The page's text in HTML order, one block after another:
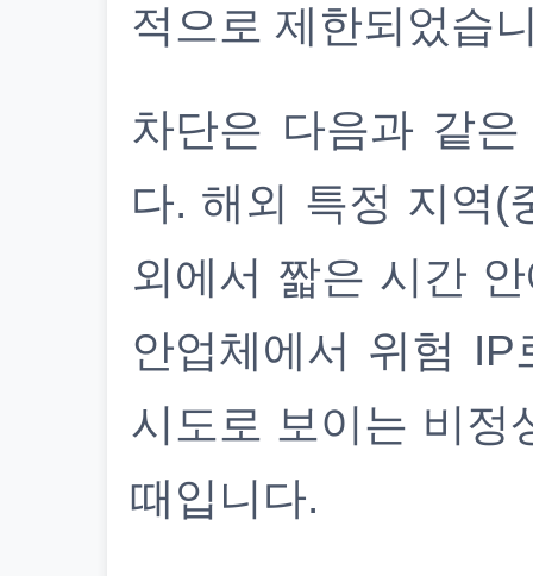
적으로 제한되었습
차단은 다음과 같
다. 해외 특정 지역(
외에서 짧은 시간
안업체에서 위험
시도로 보이는 비정
때입니다.